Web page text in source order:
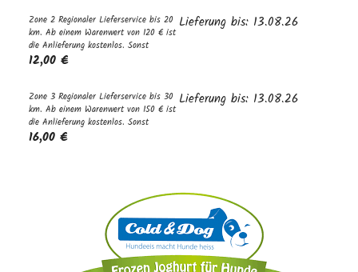
Zone 2 Regionaler Lieferservice bis 20
km. Ab einem Warenwert von 120 € ist
die Anlieferung kostenlos. Sonst
12,00 €
Lieferung bis: 13.08.26
Zone 3 Regionaler Lieferservice bis 30
km. Ab einem Warenwert von 150 € ist
die Anlieferung kostenlos. Sonst
16,00 €
Lieferung bis: 13.08.26